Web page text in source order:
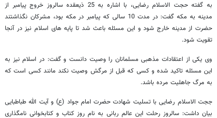
به گفته حجت الاسلام رضایی، با اشاره به 25 ذیعقده سالروز خروج پیامبر از
مدینه به مکه گفت: در مدت 10 سالی که پیامبر در مکه بود، مشرکان نگذاشتند
حضرت از مدینه خارج شود و این مسئله باعث شد تا پایه های اسلام نیز در آنجا
تقویت شود.
وی یکی از اعتقادات مذهبی مسلمانان را وصیت دانست و گفت: در اسلام نیز به
این مسئله تاکید شده و کسی که قبل از مرگش وصیت نکند مانند کسی است که
به مرگ جاهلیت مرده باشد.
ججت الاسلام رضایی با تسلیت شهادت حضرت امام جواد (ع) و آیت الله طباطبایی
بیان داشت: سالروز رحلت این عالم ربانی به نام روز کتاب و کتابخوانی نامگذاری